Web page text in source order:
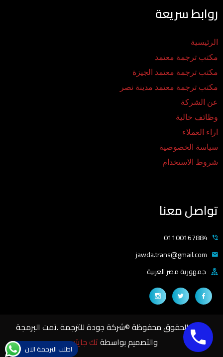
روابط سريعة
الرئيسية
مكتب ترجمة معتمد
مكتب ترجمة معتمد الجيزة
مكتب ترجمة معتمد مدينة نصر
عن الشركة
وظائف خالية
اراء العملاء
سياسة الخصوصية
شروط الاستخدام
تواصل معنا
01100167884
jawda.trans@gmail.com
جمهورية مصر العربية
جميع الحقوق محفوظة ©شركة جودة للترجمة .تمت البرمجة
والتصميم بواسطةتك جايتساطلب الترجمة الان